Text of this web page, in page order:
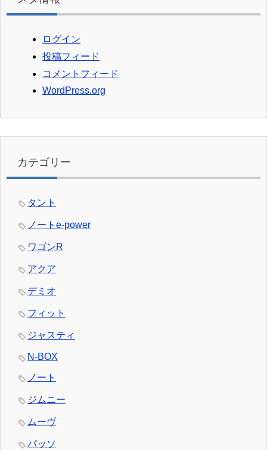
ログイン
投稿フィード
コメントフィード
WordPress.org
カテゴリー
タント
ノートe-power
ワゴンR
アクア
デミオ
フィット
ジャスティ
N-BOX
ノート
ジムニー
ムーヴ
パッソ